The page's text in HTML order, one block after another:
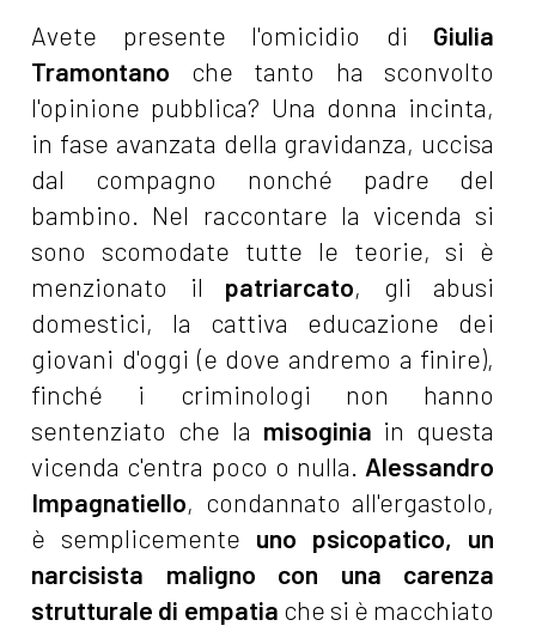
Avete presente l'omicidio di Giulia
Tramontano che tanto ha sconvolto
l'opinione pubblica? Una donna incinta,
in fase avanzata della gravidanza, uccisa
dal compagno nonché padre del
bambino. Nel raccontare la vicenda si
sono scomodate tutte le teorie, si è
menzionato il patriarcato, gli abusi
domestici, la cattiva educazione dei
giovani d'oggi (e dove andremo a finire),
finché i criminologi non hanno
sentenziato che la misoginia in questa
vicenda c'entra poco o nulla. Alessandro
Impagnatiello, condannato all'ergastolo,
è semplicemente uno psicopatico, un
narcisista maligno con una carenza
strutturale di empatia che si è macchiato